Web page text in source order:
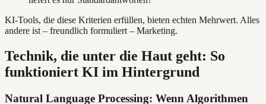
KI-Tools, die diese Kriterien erfüllen, bieten echten Mehrwert. Alles
andere ist – freundlich formuliert – Marketing.
Technik, die unter die Haut geht: So
funktioniert KI im Hintergrund
Natural Language Processing: Wenn Algorithmen